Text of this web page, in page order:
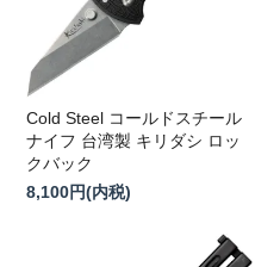
Cold Steel コールドスチール
ナイフ 台湾製 キリダシ ロッ
クバック
8,100円(内税)